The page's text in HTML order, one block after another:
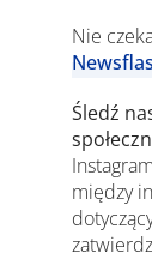
Nie
Śledź
między